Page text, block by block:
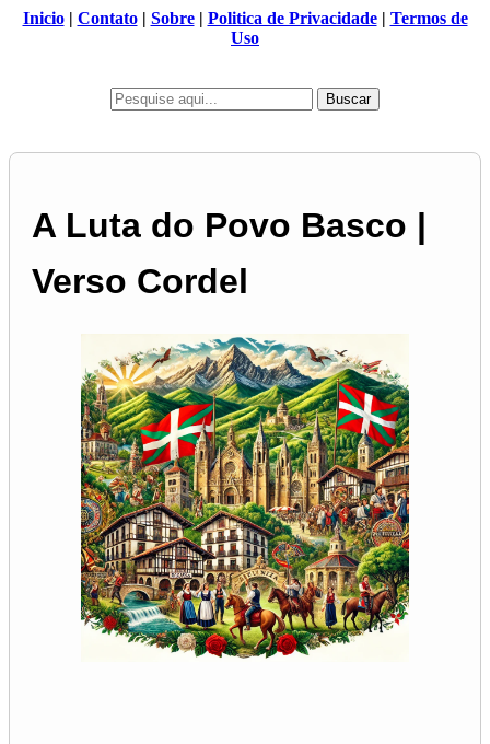
Inicio| Contato| Sobre| Politica de Privacidade| Termos de
Uso
Buscar
A Luta do Povo Basco |
Verso Cordel